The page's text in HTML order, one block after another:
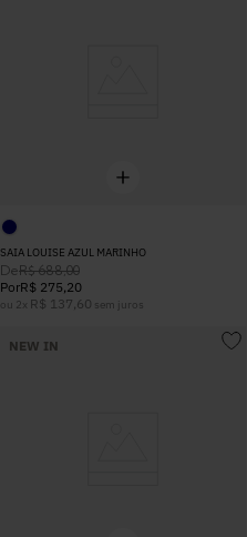
SAIA LOUISE AZUL MARINHO
DeR$ 688,00
PorR$ 275,20
ou 2 x R$ 137,60 sem juros
NEW IN